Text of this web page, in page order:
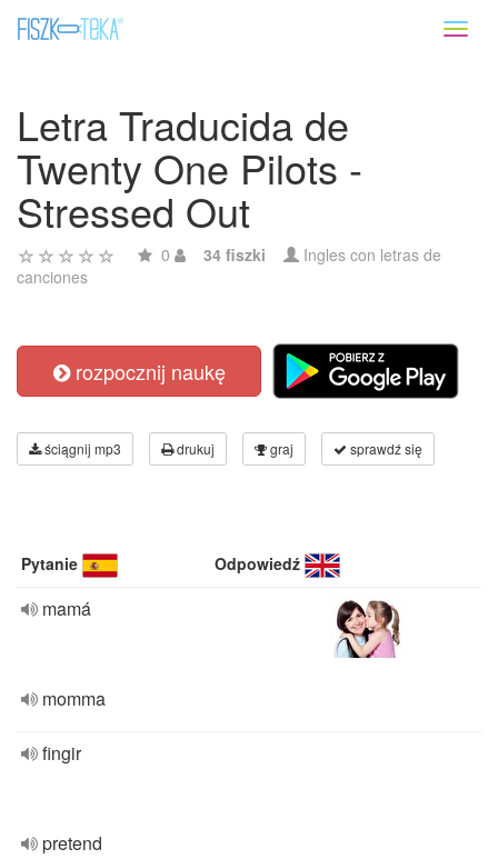
Letra Traducida de
Twenty One Pilots -
Stressed Out
0 34 fiszki
Ingles con letras de
canciones
rozpocznij naukę
ściągnij mp3 drukuj graj sprawdź się
Pytanie Odpowiedź
mamá
momma
fingir
pretend